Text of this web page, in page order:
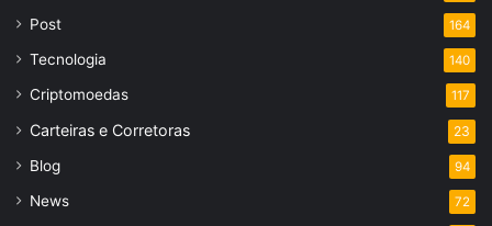
Post 164
Tecnologia 140
Criptomoedas 117
Carteiras e Corretoras 23
Blog 94
News 72